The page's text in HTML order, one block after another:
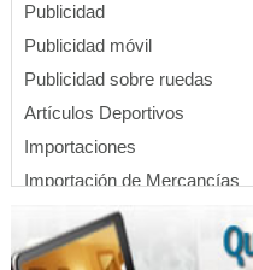
Publicidad
Publicidad móvil
Publicidad sobre ruedas
Artículos Deportivos
Importaciones
Importación de Mercancías
Importación de Mercadería
Transporte Aéreo